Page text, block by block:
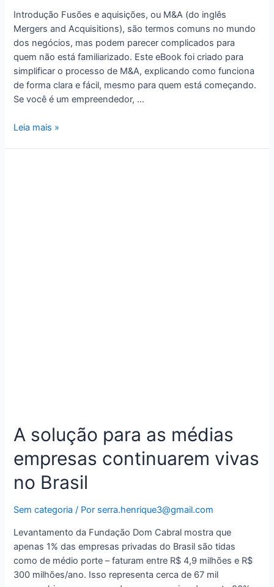
Introdução Fusões e aquisições, ou M&A (do inglês
Mergers and Acquisitions), são termos comuns no mundo
dos negócios, mas podem parecer complicados para
quem não está familiarizado. Este eBook foi criado para
simplificar o processo de M&A, explicando como funciona
de forma clara e fácil, mesmo para quem está começando.
Se você é um empreendedor, …
Leia mais »
A solução para as médias
empresas continuarem vivas
no Brasil
Sem categoria / Por serra.henrique3@gmail.com
Levantamento da Fundação Dom Cabral mostra que
apenas 1% das empresas privadas do Brasil são tidas
como de médio porte – faturam entre R$ 4,9 milhões e R$
300 milhões/ano. Isso representa cerca de 67 mil